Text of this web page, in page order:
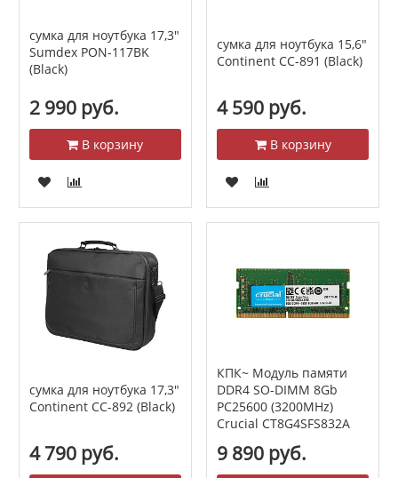
сумка для ноутбука 17,3"
Sumdex PON-117BK
(Black)
2 990 руб.
В корзину
сумка для ноутбука 15,6"
Continent CC-891 (Black)
4 590 руб.
В корзину
сумка для ноутбука 17,3"
Continent CC-892 (Black)
4 790 руб.
КПК~ Модуль памяти
DDR4 SO-DIMM 8Gb
PC25600 (3200MHz)
Crucial CT8G4SFS832A
9 890 руб.